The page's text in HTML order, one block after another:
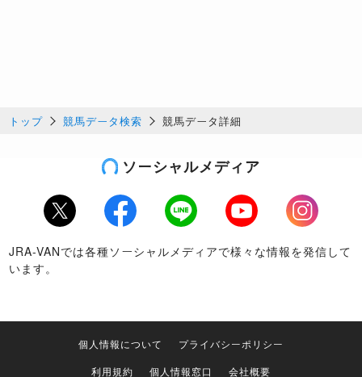
トップ 競馬データ検索 競馬データ詳細
ソーシャルメディア
Twitter Facebook LINE Youtube
Instagram
JRA-VANでは各種ソーシャルメディアで様々な情報を発信して
います。
個人情報について
プライバシーポリシー
利用規約
個人情報窓口 会社概要